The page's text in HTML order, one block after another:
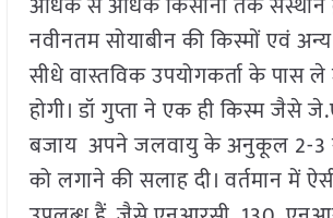
नवीनतम सोयाबीन की किस्मों एवं
सीधे वास्तविक उपयोगकर्ता के पास
होगी। डॉ गुप्ता ने एक ही किस्म जैसे
बजाय अपने जलवायु के अनुकूल 2-3
को लगाने की सलाह दी। वर्तमान में